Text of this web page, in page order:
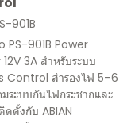
901B
PS-901B Power
3A สำหรับระบบ
Control สำรองไฟ 5–6
ระบบกันไฟกระชากและ
ดตั้งกับ ABIAN